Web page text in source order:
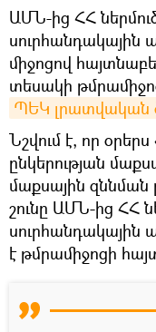
ԱՄՆ-ից ՀՀ
սուրհանդակային
միջոցով
տեսակի
ՊԵԿ լրատվական
Նշվում է, որ
ընկերության
մաքսային զննման
շունը ԱՄՆ-ից ՀՀ
սուրհանդակային
է թմրամիջոցի